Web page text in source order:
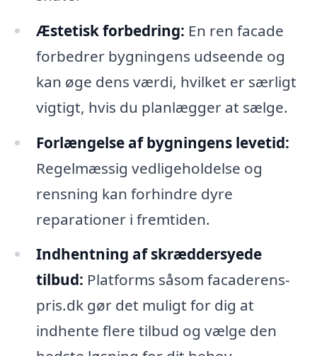
Æstetisk forbedring: En ren facade
forbedrer bygningens udseende og
kan øge dens værdi, hvilket er særligt
vigtigt, hvis du planlægger at sælge.
Forlængelse af bygningens levetid:
Regelmæssig vedligeholdelse og
rensning kan forhindre dyre
reparationer i fremtiden.
Indhentning af skræddersyede
tilbud: Platforms såsom facaderens-
pris.dk gør det muligt for dig at
indhente flere tilbud og vælge den